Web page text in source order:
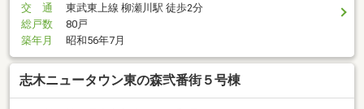
交 通
東武東上線 柳瀬川駅 徒歩2分
総戸数
80戸
築年月
昭和56年7月
志木ニュータウン東の森弐番街５号棟